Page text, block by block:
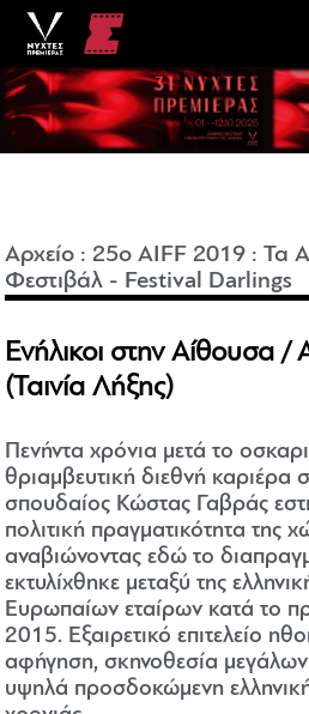
Αρχείο :25o AIFF 2019 :Τα
Φεστιβάλ - Festival Darlings
Ενήλικοι στην Αίθουσα
(Ταινία Λήξης)
Πενήντα χρόνια μετά το
θριαμβευτική διεθνή καριέρα
σπουδαίος Κώστας Γαβράς
πολιτική πραγματικότητα της
αναβιώνοντας εδώ το
εκτυλίχθηκε μεταξύ της
Ευρωπαίων εταίρων κατά το
2015. Εξαιρετικό επιτελείο
αφήγηση, σκηνοθεσία μεγάλων
υψηλά προσδοκώμενη